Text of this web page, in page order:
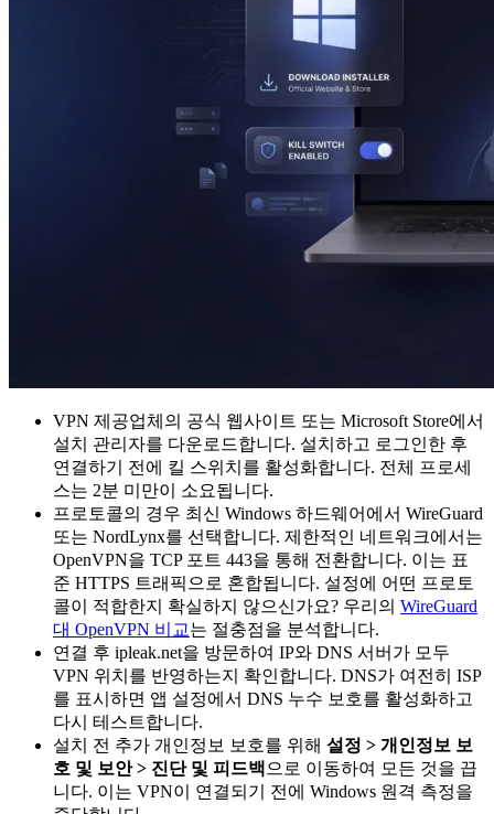
VPN 제공업체의 공식 웹사이트 또는 Microsoft Store에서
설치 관리자를 다운로드합니다. 설치하고 로그인한 후
연결하기 전에 킬 스위치를 활성화합니다. 전체 프로세
스는 2분 미만이 소요됩니다.
프로토콜의 경우 최신 Windows 하드웨어에서 WireGuard
또는 NordLynx를 선택합니다. 제한적인 네트워크에서는
OpenVPN을 TCP 포트 443을 통해 전환합니다. 이는 표
준 HTTPS 트래픽으로 혼합됩니다. 설정에 어떤 프로토
콜이 적합한지 확실하지 않으신가요? 우리의 WireGuard
대 OpenVPN 비교는 절충점을 분석합니다.
연결 후 ipleak.net을 방문하여 IP와 DNS 서버가 모두
VPN 위치를 반영하는지 확인합니다. DNS가 여전히 ISP
를 표시하면 앱 설정에서 DNS 누수 보호를 활성화하고
다시 테스트합니다.
설치 전 추가 개인정보 보호를 위해 설정 > 개인정보 보
호 및 보안 > 진단 및 피드백으로 이동하여 모든 것을 끕
니다. 이는 VPN이 연결되기 전에 Windows 원격 측정을